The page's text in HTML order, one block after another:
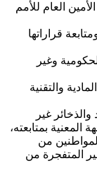
العام للأمم
قراراتها
وغير
والتقنية
غير
بمتابعته،
من
المتفجرة من